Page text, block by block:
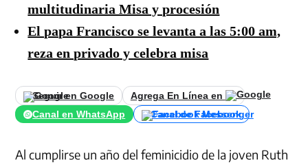
multitudinaria Misa y procesión
El papa Francisco se levanta a las 5:00 am,
reza en privado y celebra misa
Seguir en Google
Agrega En Línea en
Canal en WhatsApp
Canal de Facebook
Al cumplirse un año del feminicidio de la joven Ruth